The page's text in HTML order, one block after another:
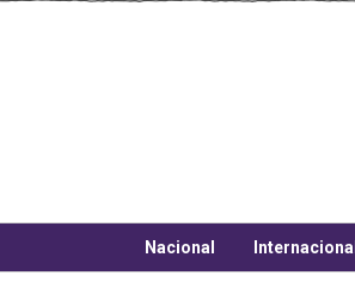
Nacional Internacional